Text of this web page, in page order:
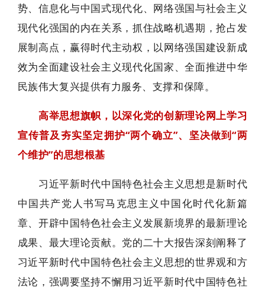
势、信息化与中国式现代化、网络强国与社会主义
现代化强国的内在关系，抓住战略机遇期，抢占发
展制高点，赢得时代主动权，以网络强国建设新成
效为全面建设社会主义现代化国家、全面推进中华
民族伟大复兴提供有力服务、支撑和保障。
高举思想旗帜，以深化党的创新理论网上学习
宣传普及夯实坚定拥护“两个确立”、坚决做到“两
个维护”的思想根基
习近平新时代中国特色社会主义思想是新时代
中国共产党人书写马克思主义中国化时代化新篇
章、开辟中国特色社会主义发展新境界的最新理论
成果、最大理论贡献。党的二十大报告深刻阐释了
习近平新时代中国特色社会主义思想的世界观和方
法论，强调要坚持不懈用习近平新时代中国特色社